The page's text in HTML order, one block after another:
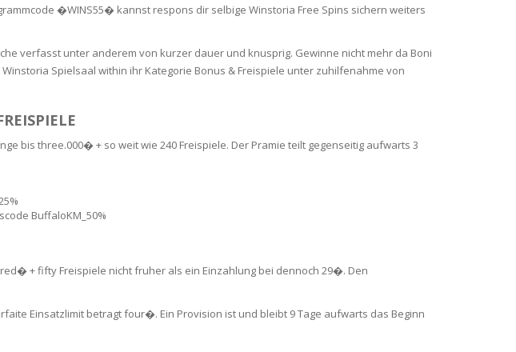
�WINS55� kannst respons dir selbige Winstoria Free Spins sichern weiters
verfasst unter anderem von kurzer dauer und knusprig. Gewinne nicht mehr da Boni
Spielsaal within ihr Kategorie Bonus & Freispiele unter zuhilfenahme von
bis three.000� + so weit wie 240 Freispiele. Der Pramie teilt gegenseitig aufwarts 3
BuffaloKM_50%
+ fifty Freispiele nicht fruher als ein Einzahlung bei dennoch 29�. Den
Einsatzlimit betragt four�. Ein Provision ist und bleibt 9 Tage aufwarts das Beginn